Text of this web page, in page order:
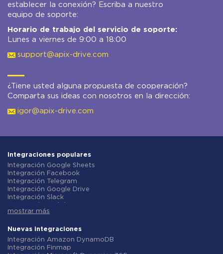
establecer la conexión? Escriba a nuestro
equipo de soporte:
Horario de trabajo del servicio de soporte:
Lunes a viernes de 9:00 a 18:00
support@apix-drive.com
¿Tiene usted alguna propuesta de cooperación?
Comparta sus ideas con nosotros en la dirección:
igor@apix-drive.com
Integraciones populares
Integración Google Sheets
Integración Facebook
Integración Telegram
Integración Google Drive
Integración Slack
Integración Gmail
Integración ClickUp
Integración Airtable
Integración Google Contacts
mostrar más
Nuevas integraciones
Integración Amazon DynamoDB
Integración Finmap